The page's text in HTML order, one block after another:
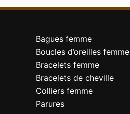
Bagues femme
Boucles d’oreilles femme
Bracelets femme
Bracelets de cheville
Colliers femme
Parures